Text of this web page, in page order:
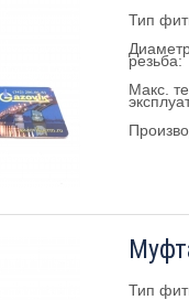
Тип
резьба:
Макс.
Тип